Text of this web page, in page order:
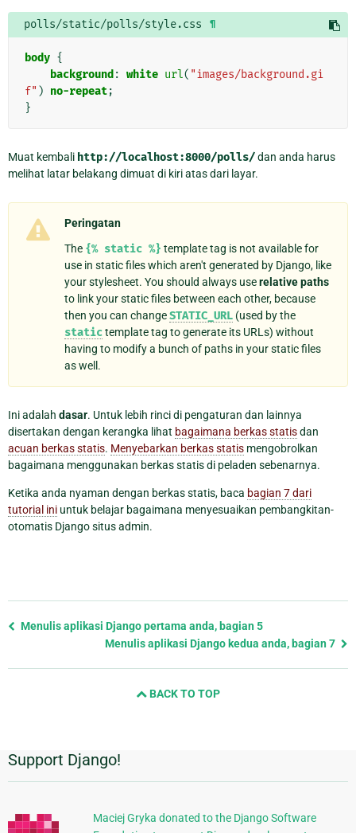
polls/static/polls/style.css ¶
body {
background : white url( "images/background.gi
f" ) no-repeat;
}
Muat kembali http://localhost:8000/polls/dan anda harus
melihat latar belakang dimuat di kiri atas dari layar.
Peringatan
The {% static %} template tag is not available for
use in static files which aren't generated by Django, like
your stylesheet. You should always userelative paths
to link your static files between each other, because
then you can changeSTATIC_URL (used by the
statictemplate tag to generate its URLs) without
having to modify a bunch of paths in your static files
as well.
Ini adalah dasar. Untuk lebih rinci di pengaturan dan lainnya
disertakan dengan kerangka lihat bagaimana berkas statisdan
acuan berkas statis. Menyebarkan berkas statis mengobrolkan
bagaimana menggunakan berkas statis di peladen sebenarnya.
Ketika anda nyaman dengan berkas statis, baca bagian 7 dari
tutorial ini untuk belajar bagaimana menyesuaikan pembangkitan-
otomatis Django situs admin.
Previous
Menulis aplikasi Django pertama anda, bagian 5
Menulis aplikasi Django kedua anda, bagian 7
BACK TO TOP
Informasi
Tambahan
Support Django!
Maciej Gryka donated to the Django Software